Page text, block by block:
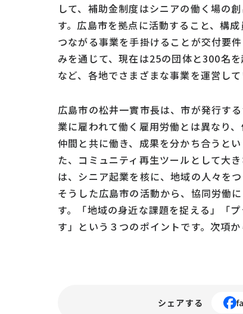
して、補助金制度はシニアの働く場の
す。広島市を拠点に活動すること、構
つながる事業を手掛けることが交付要
みを通じて、現在は25の団体と300名
など、各地でさまざまな事業を運営して
広島市の松井一實市長は、市が発行す
業に雇われて働く雇用労働とは異なり
仲間と共に働き、成果を分かち合うと
た、コミュニティ再生ツールとして大
は、シニア起業を核に、地域の人々を
そうした広島市の活動から、協同労働
す。「地域の身近な課題を捉える」「
す」という３つのポイントです。次項
シェアする